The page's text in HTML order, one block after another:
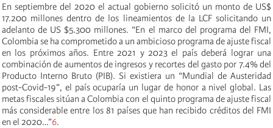
En septiembre del 2020 el actual gobierno solicitó un monto de US$
17.200 millones dentro de los lineamientos de la LCF solicitando un
adelanto de US $5.300 millones. “En el marco del programa del FMI,
Colombia se ha comprometido a un ambicioso programa de ajuste fiscal
en los próximos años. Entre 2021 y 2023 el país deberá lograr una
combinación de aumentos de ingresos y recortes del gasto por 7.4% del
Producto Interno Bruto (PIB). Si existiera un “Mundial de Austeridad
post-Covid-19”, el país ocuparía un lugar de honor a nivel global. Las
metas fiscales sitúan a Colombia con el quinto programa de ajuste fiscal
más considerable entre los 81 países que han recibido créditos del FMI
en el 2020…”6.